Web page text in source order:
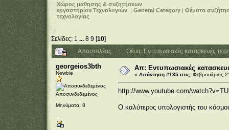
Χώρος μάθησης & συζητήσεων
εργαστηρίου Τεχνολογιών |General Category |Θέματα
τεχνολογίας
Σελίδες: 1 ... 8 9 [10]
Αποστολέας
Θέμα: Εντυπωσιακές κατασκευές
georgeios3bth
Newbie
Αποσυνδεδεμένος
Μηνύματα: 8
Απ: Εντυπωσιακές
« Απάντηση #135 στις:Φεβρουάριος
http://www.youtube.com/
Ο καλύτερος υπολογιστής του